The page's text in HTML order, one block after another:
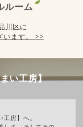
ルーム
川区に
います。 >>
い工房】
房】へ。